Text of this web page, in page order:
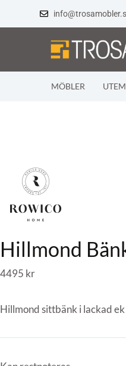
MÖBLER
Hillmond
4495 kr
Hillmond sittbänk i lackad